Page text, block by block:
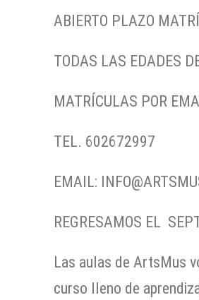
ABIERTO PLAZO
TODAS LAS EDADES
MATRÍCULAS POR
TEL. 602672997
EMAIL:
REGRESAMOS EL
Las aulas de ArtsMus
curso lleno de